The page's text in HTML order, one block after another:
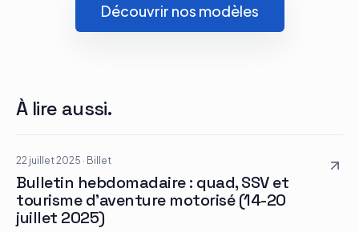
Découvrir nos modèles
À lire aussi.
22 juillet 2025 · Billet
Bulletin hebdomadaire : quad, SSV et
tourisme d’aventure motorisé (14-20
juillet 2025)